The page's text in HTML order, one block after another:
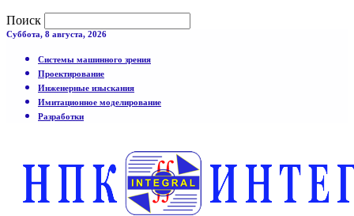
Поиск
Суббота, 8 августа, 2026
Системы машинного зрения
Проектирование
Инженерные изыскания
Имитационное моделирование
Разработки